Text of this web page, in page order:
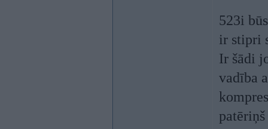
523i
ir stipri
Ir šādi
vadība